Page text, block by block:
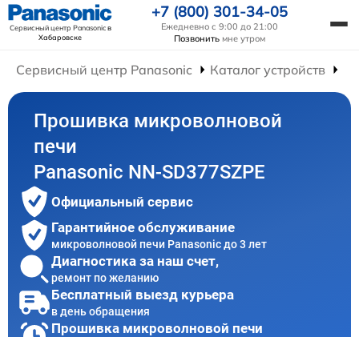
Сервисный центр Panasonicв
Хабаровске
+7 (800) 301-34-05
Ежедневно с 9:00 до 21:00
Позвонить мне утром
Сервисный центр Panasonic Каталог устройств
Прошивка микроволновой
печи
Panasonic NN-SD377SZPE
Официальный сервис
Гарантийное обслуживание
микроволновой печи Panasonic до 3 лет
Диагностика за наш счет,
ремонт по желанию
Бесплатный выезд курьера
в день обращения
Прошивка микроволновой печи